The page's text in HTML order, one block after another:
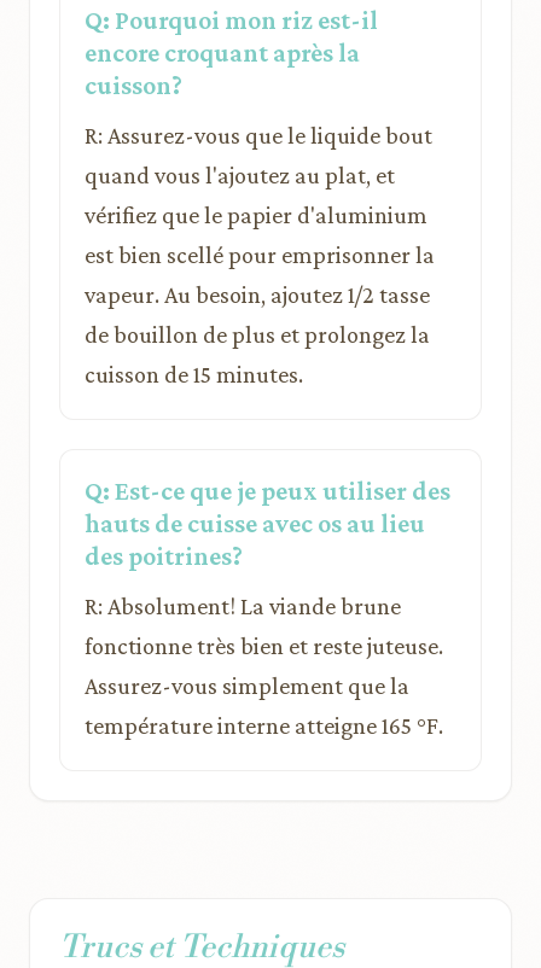
Q: Pourquoi mon riz est-il
encore croquant après la
cuisson?
R: Assurez-vous que le liquide bout
quand vous l'ajoutez au plat, et
vérifiez que le papier d'aluminium
est bien scellé pour emprisonner la
vapeur. Au besoin, ajoutez 1/2 tasse
de bouillon de plus et prolongez la
cuisson de 15 minutes.
Q: Est-ce que je peux utiliser des
hauts de cuisse avec os au lieu
des poitrines?
R: Absolument! La viande brune
fonctionne très bien et reste juteuse.
Assurez-vous simplement que la
température interne atteigne 165 °F.
Trucs et Techniques